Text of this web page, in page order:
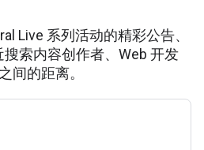
Live 系列活动的精彩公告、
索内容创作者、Web 开发
间的距离。